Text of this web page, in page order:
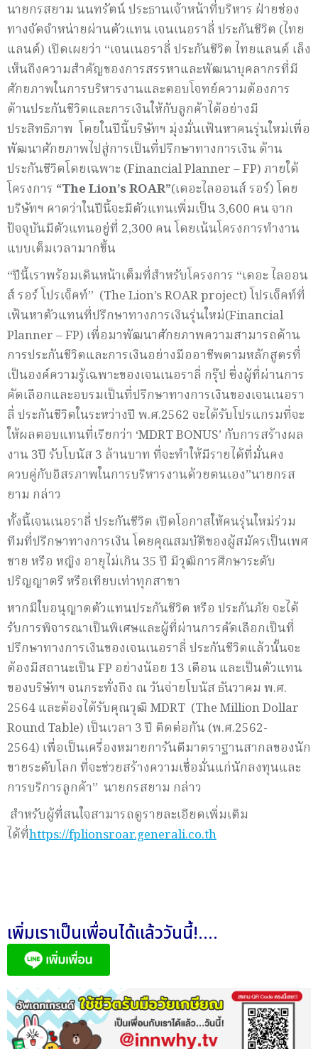
นายกรสยาม นนทรัตน์ ประธานเจ้าหน้าที่บริหาร ฝ่ายช่อง
ทางจัดจำหน่ายผ่านตัวแทน เจนเนอราลี่ ประกันชีวิต (ไทย
แลนด์) เปิดเผยว่า “เจนเนอราลี่ ประกันชีวิต ไทยแลนด์ เล็ง
เห็นถึงความสำคัญของการสรรหาและพัฒนาบุคลากรที่มี
ศักยภาพในการบริหารงานและตอบโจทย์ความต้องการ
ด้านประกันชีวิตและการเงินให้กับลูกค้าได้อย่างมี
ประสิทธิภาพ โดยในปีนี้บริษัทฯ มุ่งมั่นเฟ้นหาคนรุ่นใหม่เพื่อ
พัฒนาศักยภาพไปสู่การเป็นที่ปรึกษาทางการเงิน ด้าน
ประกันชีวิตโดยเฉพาะ (Financial Planner – FP) ภายใต้
โครงการ “The Lion’s ROAR”(เดอะไลออนส์ รอร์) โดย
บริษัทฯ คาดว่าในปีนี้จะมีตัวแทนเพิ่มเป็น 3,600 คน จาก
ปัจจุบันมีตัวแทนอยู่ที่ 2,300 คน โดยเน้นโครงการทำงาน
แบบเต็มเวลามากขึ้น
“ปีนี้เราพร้อมเดินหน้าเต็มที่สำหรับโครงการ “เดอะ ไลออน
ส์ รอร์ โปรเจ็คท์” (The Lion’s ROAR project) โปรเจ็คท์ที่
เฟ้นหาตัวแทนที่ปรึกษาทางการเงินรุ่นใหม่(Financial
Planner – FP) เพื่อมาพัฒนาศักยภาพความสามารถด้าน
การประกันชีวิตและการเงินอย่างมืออาชีพตามหลักสูตรที่
เป็นองค์ความรู้เฉพาะของเจนเนอราลี่ กรุ๊ป ซึ่งผู้ที่ผ่านการ
คัดเลือกและอบรมเป็นที่ปรึกษาทางการเงินของเจนเนอรา
ลี่ ประกันชีวิตในระหว่างปี พ.ศ.2562 จะได้รับโปรแกรมที่จะ
ให้ผลตอบแทนที่เรียกว่า ‘MDRT BONUS’ กับการสร้างผล
งาน 3ปี รับโบนัส 3 ล้านบาท ที่จะทำให้มีรายได้ที่มั่นคง
ควบคู่กับอิสรภาพในการบริหารงานด้วยตนเอง”นายกรส
ยาม กล่าว
ทั้งนี้เจนเนอราลี่ ประกันชีวิต เปิดโอกาสให้คนรุ่นใหม่ร่วม
ทีมที่ปรึกษาทางการเงิน โดยคุณสมบัติของผู้สมัครเป็นเพศ
ชาย หรือ หญิง อายุไม่เกิน 35 ปี มีวุฒิการศึกษาระดับ
ปริญญาตรี หรือเทียบเท่าทุกสาขา
หากมีใบอนุญาตตัวแทนประกันชีวิต หรือ ประกันภัย จะได้
รับการพิจารณาเป็นพิเศษและผู้ที่ผ่านการคัดเลือกเป็นที่
ปรึกษาทางการเงินของเจนเนอราลี่ ประกันชีวิตแล้วนั้นจะ
ต้องมีสถานะเป็น FP อย่างน้อย 13 เดือน และเป็นตัวแทน
ของบริษัทฯ จนกระทั่งถึง ณ วันจ่ายโบนัส ธันวาคม พ.ศ.
2564 และต้องได้รับคุณวุฒิ MDRT (The Million Dollar
Round Table) เป็นเวลา 3 ปี ติดต่อกัน (พ.ศ.2562-
2564) เพื่อเป็นเครื่องหมายการันตีมาตราฐานสากลของนัก
ขายระดับโลก ที่จะช่วยสร้างความเชื่อมั่นแก่นักลงทุนและ
การบริการลูกค้า” นายกรสยาม กล่าว
สำหรับผู้ที่สนใจสามารถดูรายละเอียดเพิ่มเติม
ได้ที่https://fplionsroar.generali.co.th
เพิ่มเราเป็นเพื่อนได้แล้ววันนี้!....